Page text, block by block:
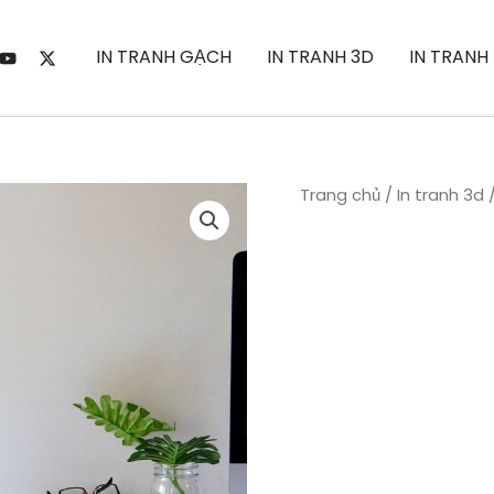
IN TRANH GẠCH IN TRANH 3D IN
Trang chủ / In tranh 3d /